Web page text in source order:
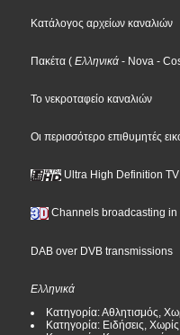
Κατάλογος αρχείων καναλιών
Πακέτα ( Ελληνικά - Nova -
Το νεκροταφείο καναλιών
Οι περισσότερο επιθυμητές
Ultra High Definition
Channels broadcasting in
DAB over DVB transmissions
Ελληνικά
Κατηγορία: Αθλητισμός,
Κατηγορία: Ειδήσεις,